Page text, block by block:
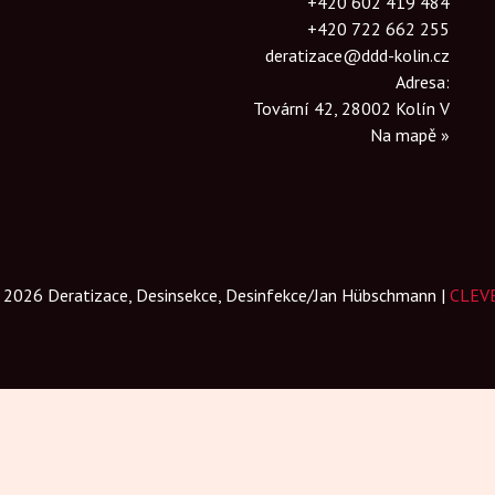
+420 722 662 255
deratizace@ddd-kolin.cz
Adresa:
Tovární 42, 28002 Kolín V
Na mapě »
Deratizace, Desinsekce, Desinfekce/Jan Hübschmann |